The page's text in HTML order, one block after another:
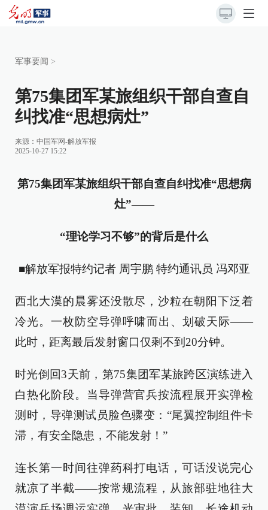
军事要闻 >
第75集团军某旅组织干部自查自
纠找准“思想病灶”
来源： 中国军网-解放军报
2025-10-27 15:22
第75集团军某旅组织干部自查自纠找准“思想病
灶”——
“理论学习不够”的背后是什么
■解放军报特约记者 周宇鹏 特约通讯员 冯邓亚
西北大漠的晨雾还没散尽，沙粒在朝阳下泛着
冷光。一枚防空导弹呼啸而出、划破天际——
此时，距离最后发射窗口仅剩不到20分钟。
时光倒回3天前，第75集团军某旅跨区演练进入
白热化阶段。当导弹营官兵按流程展开实弹检
测时，导弹测试员脸色骤变：“尾翼控制组件卡
滞，有安全隐患，不能发射！”
连长第一时间往弹药科打电话，可话没说完心
就凉了半截——按常规流程，从旅部驻地往大